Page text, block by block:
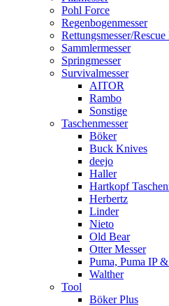
Pohl Force
Regenbogenmesser
Rettungsmesser/
Sammlermesser
Springmesser
Survivalmesser
AITOR
Rambo
Sonstige
Taschenmesser
Böker
Buck Knives
deejo
Haller
Hartkopf
Herbertz
Linder
Nieto
Old Bear
Otter Messer
Puma, Puma IP
Walther
Tool
Böker Plus